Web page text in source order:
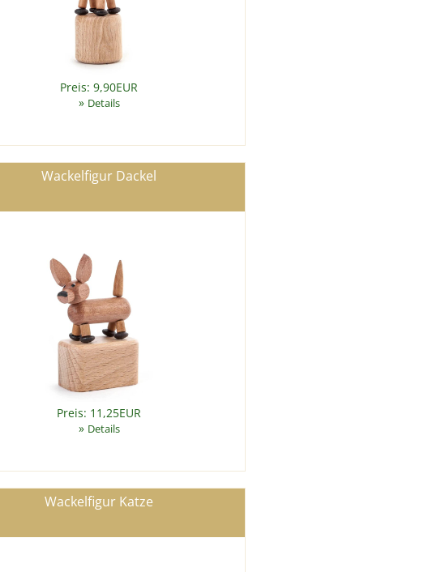
Preis: 9,90EUR
» Details
Wackelfigur Dackel
Preis: 11,25EUR
» Details
Wackelfigur Katze